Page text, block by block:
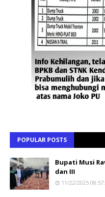
POPULAR POSTS
Bupati Musi
dan III
11/22/2025